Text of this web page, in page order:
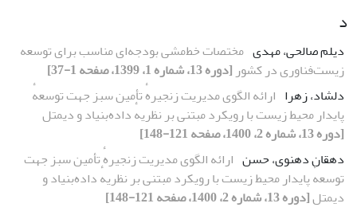
د
دیلم صالحی، مهدی مختصات خط‌مشی بودجه‌ای مناسب برای توسعه
زیست‌فناوری در کشور [دوره 13، شماره 1، 1399، صفحه 1-37]
دلشاد، زهرا ارائه الگوی مدیریت زنجیرهٔ تأمین سبز جهت توسعهٔ
پایدار محیط زیست با رویکرد مبتنی بر نظریهٔ داده‌بنیاد و دیمتل
[دوره 13، شماره 2، 1400، صفحه 121-148]
دهقان دهنوی، حسن ارائه الگوی مدیریت زنجیرهٔ تأمین سبز جهت
توسعهٔ پایدار محیط زیست با رویکرد مبتنی بر نظریهٔ داده‌بنیاد و
دیمتل[دوره 13، شماره 2، 1400، صفحه 121-148]